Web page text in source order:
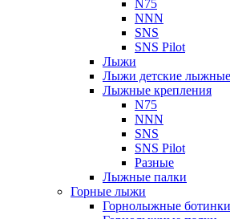
N75
NNN
SNS
SNS Pilot
Лыжи
Лыжи детские
Лыжные крепления
N75
NNN
SNS
SNS Pilot
Разные
Лыжные палки
Горные лыжи
Горнoлыжные ботинки